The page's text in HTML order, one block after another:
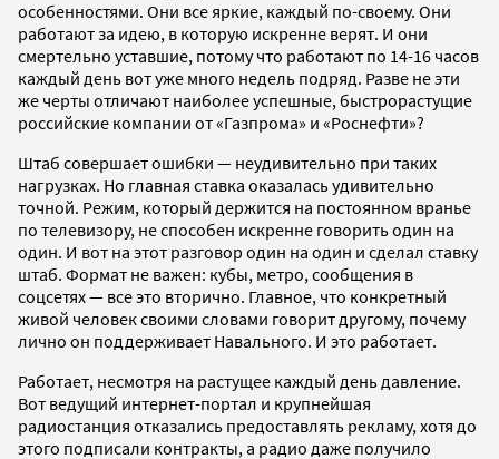
особенностями. Они все яркие, каждый по-своему. Они
работают за идею, в которую искренне верят. И они
смертельно уставшие, потому что работают по 14-16 часов
каждый день вот уже много недель подряд. Разве не эти
же черты отличают наиболее успешные, быстрорастущие
российские компании от «Газпрома» и «Роснефти»?
Штаб совершает ошибки — неудивительно при таких
нагрузках. Но главная ставка оказалась удивительно
точной. Режим, который держится на постоянном вранье
по телевизору, не способен искренне говорить один на
один. И вот на этот разговор один на один и сделал ставку
штаб. Формат не важен: кубы, метро, сообщения в
соцсетях — все это вторично. Главное, что конкретный
живой человек своими словами говорит другому, почему
лично он поддерживает Навального. И это работает.
Работает, несмотря на растущее каждый день давление.
Вот ведущий интернет-портал и крупнейшая
радиостанция отказались предоставлять рекламу, хотя до
этого подписали контракты, а радио даже получило